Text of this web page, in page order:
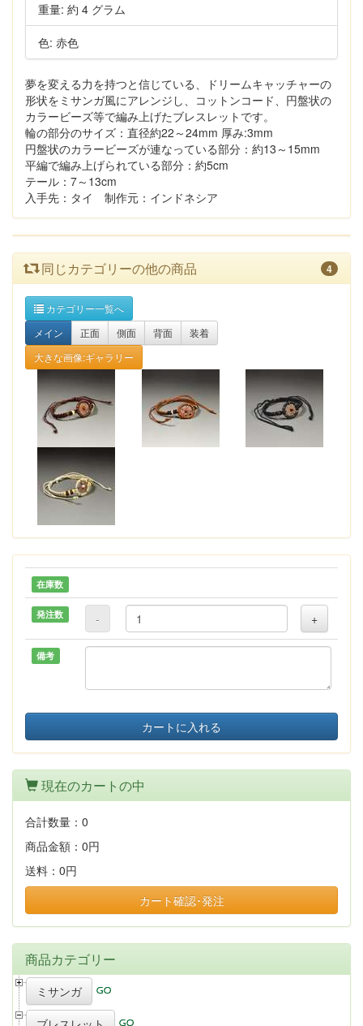
重量: 約 4 グラム
色: 赤色
夢を変える力を持つと信じている、ドリームキャッチャーの
形状をミサンガ風にアレンジし、コットンコード、円盤状の
カラービーズ等で編み上げたブレスレットです。
輪の部分のサイズ：直径約22～24mm 厚み:3mm
円盤状のカラービーズが連なっている部分：約13～15mm
平編で編み上げられている部分：約5cm
テール：7～13cm
入手先：タイ 制作元：インドネシア
同じカテゴリーの他の商品 4
カテゴリー一覧へ
メイン
正面 側面 背面
装着
大きな画像:ギャラリー
在庫数
発注数 - +
備考
カートに入れる
現在のカートの中
合計数量： 0
商品金額： 0円
送料： 0円
カート確認･発注
商品カテゴリー
ミサンガ